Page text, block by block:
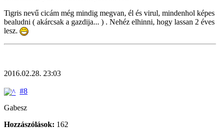
Tigris nevű cicám még mindig megvan, él és virul, mindenhol képes
bealudni ( akárcsak a gazdija... ) . Nehéz elhinni, hogy lassan 2 éves
lesz.
2016.02.28. 23:03
#8
Gabesz
Hozzászólások: 162